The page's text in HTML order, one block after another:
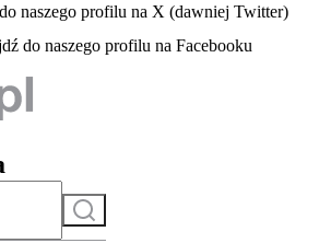
karcie
naszego profilu na X (dawniej Twitter)
otwiera się w nowej karcie
do naszego profilu na Facebooku
Szukaj